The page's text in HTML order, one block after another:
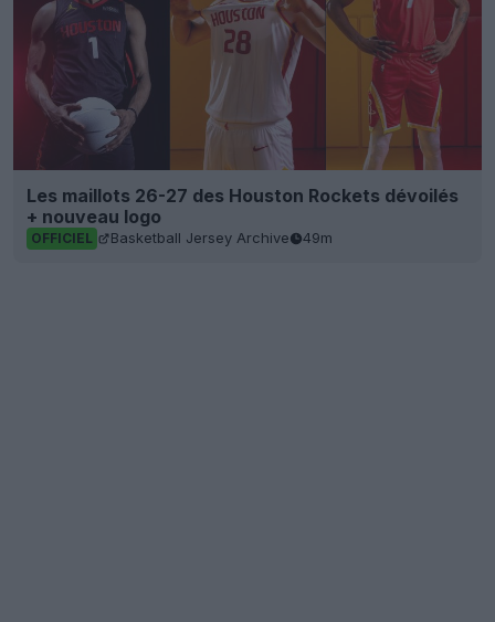
Les maillots 26-27 des Houston Rockets dévoilés
+ nouveau logo
OFFICIEL Basketball Jersey Archive 49m